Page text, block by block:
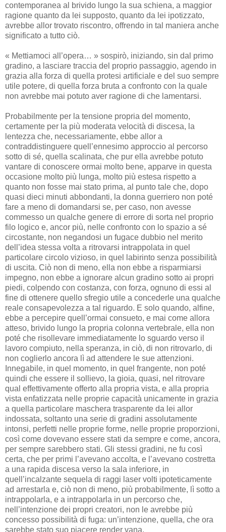
contemporanea al brivido lungo la sua schiena, a maggior
ragione quanto da lei supposto, quanto da lei ipotizzato,
avrebbe allor trovato riscontro, offrendo in tal maniera anche
significato a tutto ciò.
« Mettiamoci all’opera… » sospirò, iniziando, sin dal primo
gradino, a lasciare traccia del proprio passaggio, agendo in
grazia alla forza di quella protesi artificiale e del suo sempre
utile potere, di quella forza bruta a confronto con la quale
non avrebbe mai potuto aver ragione di che lamentarsi.
Probabilmente per la tensione propria del momento,
certamente per la più moderata velocità di discesa, la
lentezza che, necessariamente, ebbe allor a
contraddistinguere quell’ennesimo approccio al percorso
sotto di sé, quella scalinata, che pur ella avrebbe potuto
vantare di conoscere ormai molto bene, apparve in questa
occasione molto più lunga, molto più estesa rispetto a
quanto non fosse mai stato prima, al punto tale che, dopo
quasi dieci minuti abbondanti, la donna guerriero non poté
fare a meno di domandarsi se, per caso, non avesse
commesso un qualche genere di errore di sorta nel proprio
filo logico e, ancor più, nelle confronto con lo spazio a sé
circostante, non negandosi un fugace dubbio nel merito
dell’idea stessa volta a ritrovarsi intrappolata in quel
particolare circolo vizioso, in quel labirinto senza possibilità
di uscita. Ciò non di meno, ella non ebbe a risparmiarsi
impegno, non ebbe a ignorare alcun gradino sotto ai propri
piedi, colpendo con costanza, con forza, ognuno di essi al
fine di ottenere quello sfregio utile a concederle una qualche
reale consapevolezza a tal riguardo. E solo quando, alfine,
ebbe a percepire quell’ormai consueto, e mai come allora
atteso, brivido lungo la propria colonna vertebrale, ella non
poté che risollevare immediatamente lo sguardo verso il
lavoro compiuto, nella speranza, in ciò, di non ritrovarlo, di
non coglierlo ancora lì ad attendere le sue attenzioni.
Innegabile, in quel momento, in quel frangente, non poté
quindi che essere il sollievo, la gioia, quasi, nel ritrovare
qual effettivamente offerto alla propria vista, e alla propria
vista enfatizzata nelle proprie capacità unicamente in grazia
a quella particolare maschera trasparente da lei allor
indossata, soltanto una serie di gradini assolutamente
intonsi, perfetti nelle proprie forme, nelle proprie proporzioni,
così come dovevano essere stati da sempre e come, ancora,
per sempre sarebbero stati. Gli stessi gradini, ne fu così
certa, che per primi l’avevano accolta, e l’avevano costretta
a una rapida discesa verso la sala inferiore, in
quell’incalzante sequela di raggi laser volti ipoteticamente
ad arrestarla e, ciò non di meno, più probabilmente, lì sotto a
intrappolarla, e a intrappolarla in un percorso che,
nell’intenzione dei propri creatori, non le avrebbe più
concesso possibilità di fuga: un’intenzione, quella, che ora
sarebbe stato suo piacere render vana.